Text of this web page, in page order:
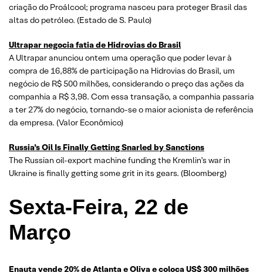
criação do Proálcool; programa nasceu para proteger Brasil das
altas do petróleo. (Estado de S. Paulo)
Ultrapar negocia fatia de Hidrovias do Brasil
A Ultrapar anunciou ontem uma operação que poder levar à
compra de 16,88% de participação na Hidrovias do Brasil, um
negócio de R$ 500 milhões, considerando o preço das ações da
companhia a R$ 3,98. Com essa transação, a companhia passaria
a ter 27% do negócio, tornando-se o maior acionista de referência
da empresa. (Valor Econômico)
Russia’s Oil Is Finally Getting Snarled by Sanctions
The Russian oil-export machine funding the Kremlin’s war in
Ukraine is finally getting some grit in its gears. (Bloomberg)
Sexta-Feira, 22 de
Março
Enauta vende 20% de Atlanta e Oliva e coloca US$ 300 milhões